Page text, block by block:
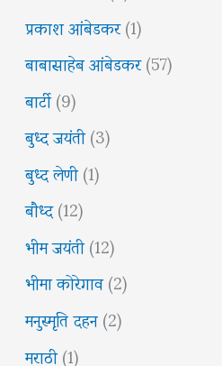
प्रकाश आंबेडकर(1)
बाबासाहेब आंबेडकर(57)
बार्टी(9)
बुध्द जयंती(3)
बुध्द लेणी(1)
बौध्द(12)
भीम जयंती(12)
भीमा कोरेगाव(2)
मनुस्मृति दहन(2)
मराठी(1)